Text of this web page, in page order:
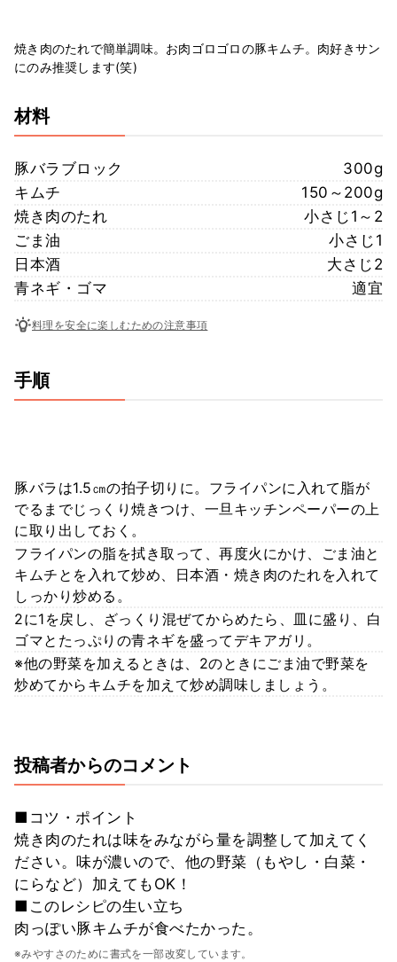
焼き肉のたれで簡単調味。お肉ゴロゴロの豚キムチ。肉好きサン
にのみ推奨します(笑)
材料
豚バラブロック
300g
キムチ
150～200g
焼き肉のたれ
小さじ1～2
ごま油
小さじ1
日本酒
大さじ2
青ネギ・ゴマ
適宜
料理を安全に楽しむための注意事項
手順
豚バラは1.5㎝の拍子切りに。フライパンに入れて脂が
でるまでじっくり焼きつけ、一旦キッチンペーパーの上
に取り出しておく。
フライパンの脂を拭き取って、再度火にかけ、ごま油と
キムチとを入れて炒め、日本酒・焼き肉のたれを入れて
しっかり炒める。
2に1を戻し、ざっくり混ぜてからめたら、皿に盛り、白
ゴマとたっぷりの青ネギを盛ってデキアガリ。
※他の野菜を加えるときは、2のときにごま油で野菜を
炒めてからキムチを加えて炒め調味しましょう。
投稿者からのコメント
■コツ・ポイント
焼き肉のたれは味をみながら量を調整して加えてく
ださい。味が濃いので、他の野菜（もやし・白菜・
にらなど）加えてもOK！
■このレシピの生い立ち
肉っぽい豚キムチが食べたかった。
※みやすさのために書式を一部改変しています。